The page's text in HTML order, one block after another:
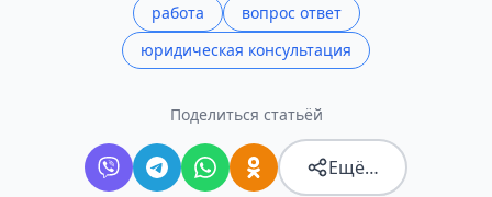
работа
вопрос ответ
юридическая консультация
Поделиться статьёй
Ещё…